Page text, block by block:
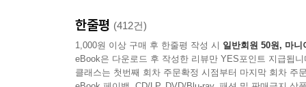
갈게』는 이 어려운 일에 성공한 작품이다._김진경
한줄평 (412건)
1,000원 이상 구매 후 한줄평 작성 시 일반회원 50원, 마니
eBook은 다운로드 후 작성한 리뷰만 YES포인트 지급됩니
클래스는 첫번째 회차 주문확정 시점부터 마지막 회차 주